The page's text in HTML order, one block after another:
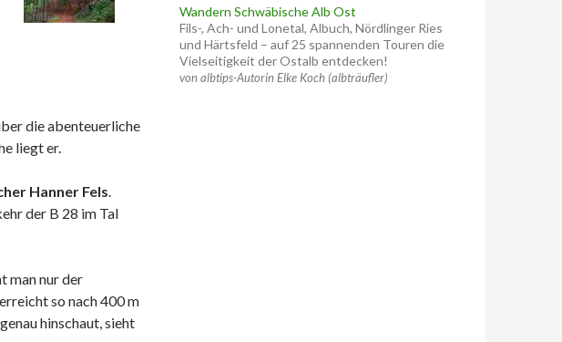
die abenteuerliche
liegt er.
Hanner Fels.
der B 28 im Tal
man nur der
so nach 400 m
hinschaut, sieht
Wandern Schwäbische Alb Ost
Fils-, Ach- und Lonetal, Albuch, Nördlinger Ries
und Härtsfeld – auf 25 spannenden Touren die
Vielseitigkeit der Ostalb entdecken!
von albtips-Autorin Elke Koch (albträufler)